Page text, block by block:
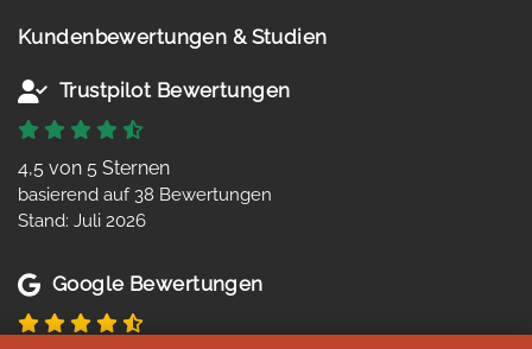
Kundenbewertungen & Studien
Trustpilot Bewertungen
4,5 von 5 Sternen
basierend auf 38 Bewertungen
Stand: Juli 2026
Google Bewertungen